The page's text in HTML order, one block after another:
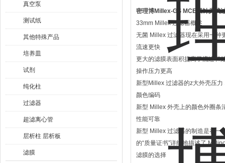
真空泵
测试纸
其他特殊产品
培养皿
试剂
纯化柱
过滤器
超滤离心管
层析柱 层析板
滤膜
密理博Millex-GS MCE膜针头式
33mm Millex 过滤器概述
无菌 Millex 过滤器现在采用一种
流速更快
更大的滤膜表面积提高了流速和
操作压力更高
新型Millex 过滤器的z大外壳压
颜色编码
新型 Millex 外壳上的颜色外圈
性能可靠
新型 Millex 过滤器的制造是在一
的“质量证书”详细地描述了
滤膜的选择